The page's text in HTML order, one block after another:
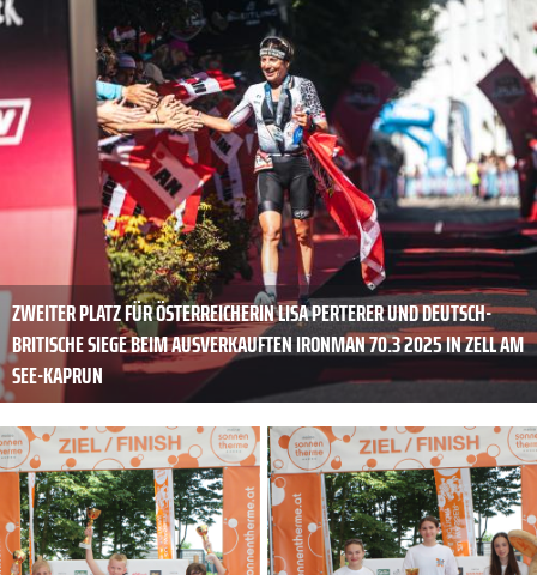
ZWEITER PLATZ FÜR ÖSTERREICHERIN LISA PERTERER UND DEUTSCH-
BRITISCHE SIEGE BEIM AUSVERKAUFTEN IRONMAN 70.3 2025 IN ZELL AM
SEE-KAPRUN